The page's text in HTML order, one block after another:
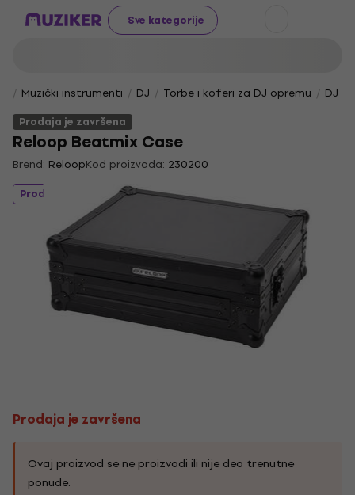
Sve kategorije
Muzički instrumenti DJ Torbe i koferi za DJ opremu
DJ
Prodaja je završena
Reloop Beatmix Case
Brend: ReloopKod proizvoda: 230200
Prodaja je završena
Prodaja je završena
Ovaj proizvod se ne proizvodi ili nije deo trenutne
ponude.